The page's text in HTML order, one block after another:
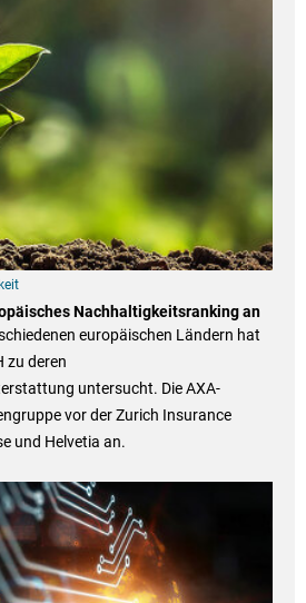
Nachhaltigkeitsranking an
europäischen Ländern hat
zu deren
untersucht. Die AXA-
vor der Zurich Insurance
und Helvetia an.